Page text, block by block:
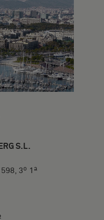
S.L.
3º 1ª